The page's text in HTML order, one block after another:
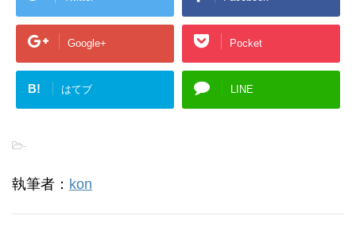
Google+ Pocket
B! はてブ LINE
-
執筆者： kon